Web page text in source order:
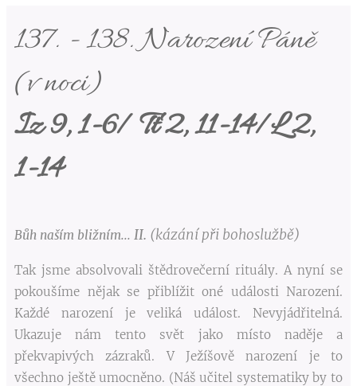
137. - 138. Narození Páně
(v noci)
Iz 9, 1-6/ Tt 2, 11-14/L 2,
1-14
Bůh naším bližním... II. (kázání při bohoslužbě)
Tak jsme absolvovali štědrovečerní rituály. A nyní se
pokoušíme nějak se přiblížit oné události Narození.
Každé narození je veliká událost. Nevyjádřitelná.
Ukazuje nám tento svět jako místo naděje a
překvapivých zázraků. V Ježíšově narození je to
všechno ještě umocněno. (Náš učitel systematiky by to